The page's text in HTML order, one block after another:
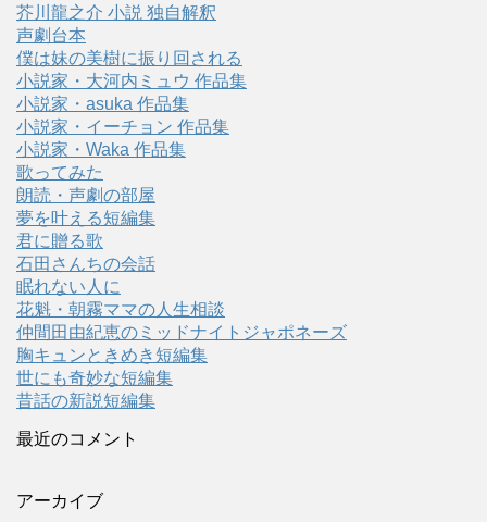
芥川龍之介 小説 独自解釈
声劇台本
僕は妹の美樹に振り回される
小説家・大河内ミュウ 作品集
小説家・asuka 作品集
小説家・イーチョン 作品集
小説家・Waka 作品集
歌ってみた
朗読・声劇の部屋
夢を叶える短編集
君に贈る歌
石田さんちの会話
眠れない人に
花魁・朝霧ママの人生相談
仲間田由紀恵のミッドナイトジャポネーズ
胸キュンときめき短編集
世にも奇妙な短編集
昔話の新説短編集
最近のコメント
アーカイブ